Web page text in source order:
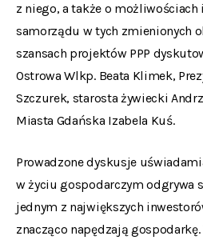
z niego, a także o możliwościach
samorządu w tych zmienionych
szansach projektów PPP
Ostrowa Wlkp. Beata Klimek,
Szczurek, starosta żywiecki
Miasta Gdańska Izabela Kuś.
Prowadzone dyskusje
w życiu gospodarczym odgrywa
jednym z największych
znacząco napędzają